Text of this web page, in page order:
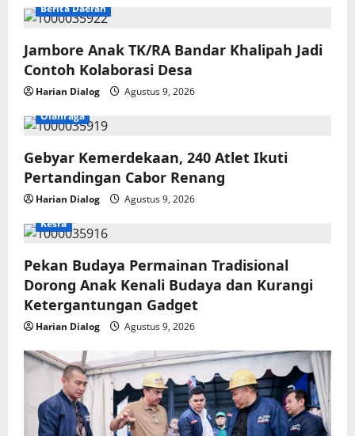
Berita Daerah
Jambore Anak TK/RA Bandar Khalipah Jadi
Contoh Kolaborasi Desa
Harian Dialog
Agustus 9, 2026
Olahraga
Gebyar Kemerdekaan, 240 Atlet Ikuti
Pertandingan Cabor Renang
Harian Dialog
Agustus 9, 2026
Kesra
Pekan Budaya Permainan Tradisional
Dorong Anak Kenali Budaya dan Kurangi
Ketergantungan Gadget
Harian Dialog Agustus 9, 2026